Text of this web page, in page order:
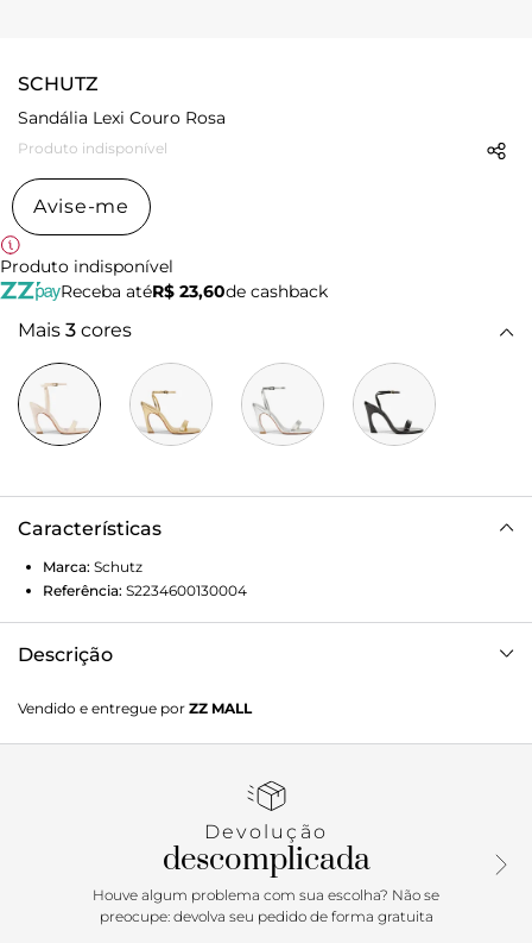
SCHUTZ
Sandália Lexi Couro Rosa
Produto indisponível
Avise-me
Produto indisponível
Receba atéR$ 23,60de cashback
Mais 3 cores
Características
Marca: Schutz
Referência: S2234600130004
Descrição
um novo formato ainda mais glam. Ela combina a
imponência do salto único lexi com o brilho sutil do verniz
busca versatilidade, conforto e um toque de atitude
Vendido e entregue por ZZ MALL
Devolução
descomplicada
Houve algum problema com sua escolha? Não se
preocupe: devolva seu pedido de forma gratuita